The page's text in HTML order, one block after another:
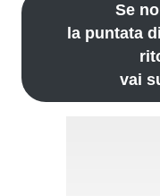
Se
la puntata
vai